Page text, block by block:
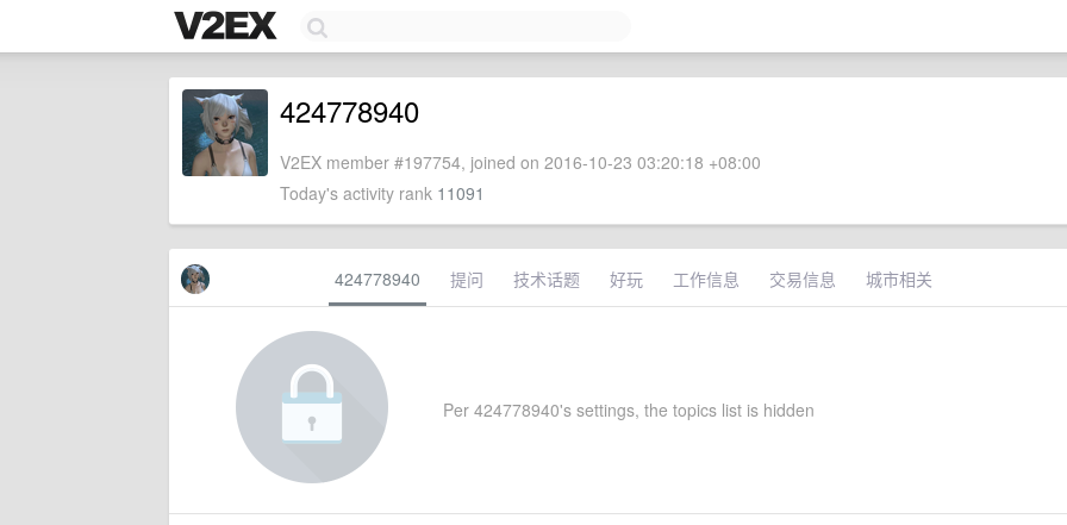
424778940
V2EX member #197754, joined on 2016-10-23 03:20:18 +08:00
Today's activity rank 11091
424778940 提问 技术话题 好玩 工作信息 交易信息 城市相关
Per 424778940's settings, the topics list is hidden